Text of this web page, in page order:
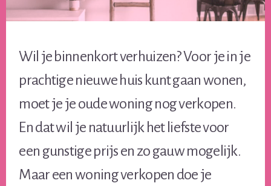
Wil je binnenkort verhuizen? Voor je in je
prachtige nieuwe huis kunt gaan wonen,
moet je je oude woning nog verkopen.
En dat wil je natuurlijk het liefste voor
een gunstige prijs en zo gauw mogelijk.
Maar een woning verkopen doe je